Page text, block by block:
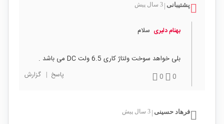
پشتیبانی 3 سال پیش
بهنام دلیری سلام
بلی خواهد سوخت ولتاژ کاری 6.5 ولت DC می باشد .
0
0 پاسخ | گزارش
فرهاد حسینی 3 سال پیش